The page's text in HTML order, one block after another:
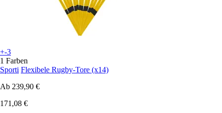
+-3
1 Farben
Sporti Flexibele Rugby-Tore (x14)
Ab 239,90 €
171,08 €